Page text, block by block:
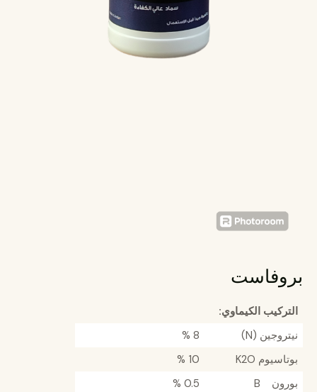
بروفاست
التركيب الكيماوي:
نيتروجين (N)
8 %
بوتاسيوم K2O
10 %
بورون B
0.5 %